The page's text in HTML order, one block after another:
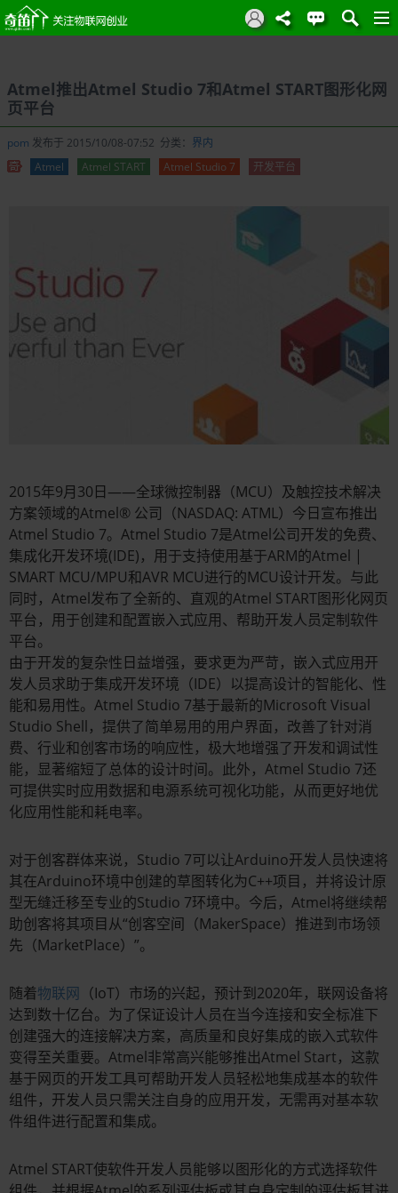
Atmel推出Atmel Studio 7和Atmel START图形化网
页平台
pom 发布于 2015/10/08-07:52 分类： 界内
Atmel
Atmel START Atmel Studio 7 开发平台
2015年9月30日——全球微控制器（MCU）及触控技术解决
方案领域的Atmel® 公司（NASDAQ: ATML）今日宣布推出
Atmel Studio 7。Atmel Studio 7是Atmel公司开发的免费、
集成化开发环境(IDE)，用于支持使用基于ARM的Atmel |
SMART MCU/MPU和AVR MCU进行的MCU设计开发。与此
同时，Atmel发布了全新的、直观的Atmel START图形化网页
平台，用于创建和配置嵌入式应用、帮助开发人员定制软件
平台。
由于开发的复杂性日益增强，要求更为严苛，嵌入式应用开
发人员求助于集成开发环境（IDE）以提高设计的智能化、性
能和易用性。Atmel Studio 7基于最新的Microsoft Visual
Studio Shell，提供了简单易用的用户界面，改善了针对消
费、行业和创客市场的响应性，极大地增强了开发和调试性
能，显著缩短了总体的设计时间。此外，Atmel Studio 7还
可提供实时应用数据和电源系统可视化功能，从而更好地优
化应用性能和耗电率。
对于创客群体来说，Studio 7可以让Arduino开发人员快速将
其在Arduino环境中创建的草图转化为C++项目，并将设计原
型无缝迁移至专业的Studio 7环境中。今后，Atmel将继续帮
助创客将其项目从“创客空间（MakerSpace）推进到市场领
先（MarketPlace）”。
随着物联网 （IoT）市场的兴起，预计到2020年，联网设备将
达到数十亿台。为了保证设计人员在当今连接和安全标准下
创建强大的连接解决方案，高质量和良好集成的嵌入式软件
变得至关重要。Atmel非常高兴能够推出Atmel Start，这款
基于网页的开发工具可帮助开发人员轻松地集成基本的软件
组件，开发人员只需关注自身的应用开发，无需再对基本软
件组件进行配置和集成。
Atmel START使软件开发人员能够以图形化的方式选择软件